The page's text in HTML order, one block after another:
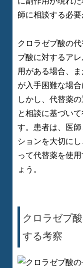
師に相談する必要
クロラゼプ酸の
プ酸に対するア
用がある場合、
が入手困難な場合
しかし、代替薬
と相談に基づい
す。患者は、医
ションを大切に
って代替薬を使
ょう。
クロラゼプ
する考察